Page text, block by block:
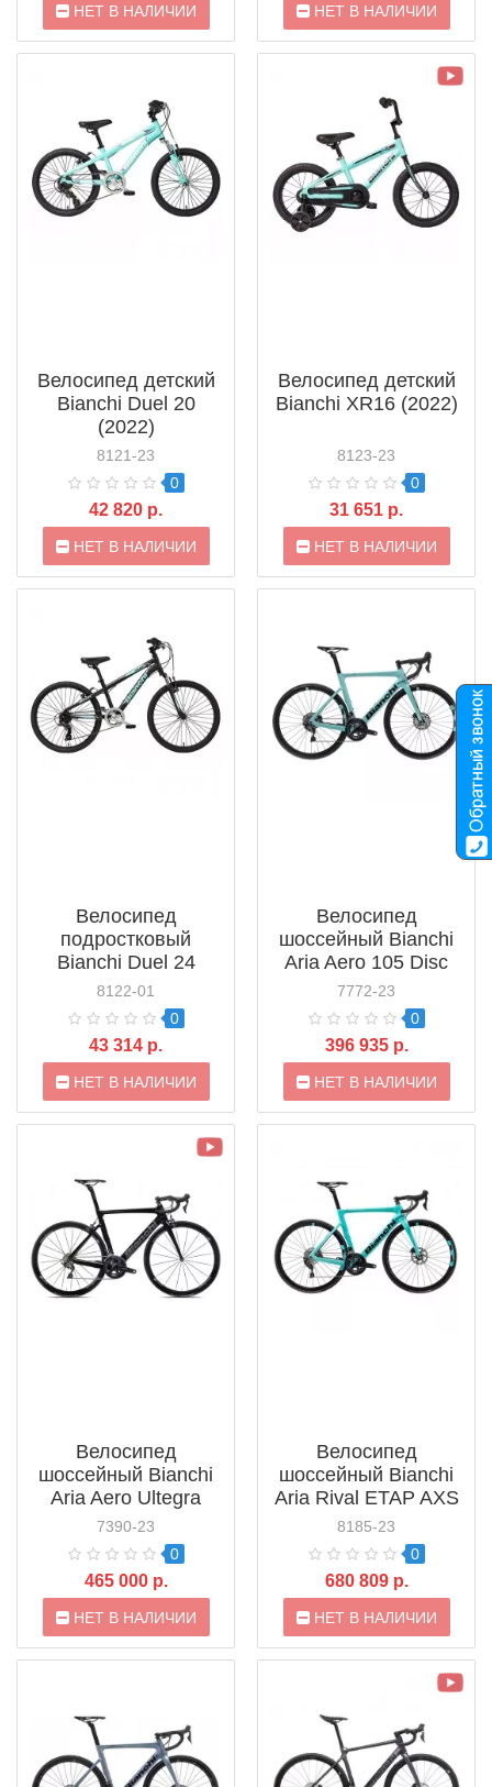
НЕТ В НАЛИЧИИ НЕТ В НАЛИЧИИ
Велосипед детский
Bianchi Duel 20
(2022)
8121-23
0
42 820 р.
НЕТ В НАЛИЧИИ
Велосипед детский
Bianchi XR16 (2022)
8123-23
0
31 651 р.
НЕТ В НАЛИЧИИ
Велосипед
подростковый
Bianchi Duel 24
(2022)
8122-01
0
43 314 р.
НЕТ В НАЛИЧИИ
Велосипед
шоссейный Bianchi
Aria Aero 105 Disc
(2021)
7772-23
0
396 935 р.
НЕТ В НАЛИЧИИ
Велосипед
шоссейный Bianchi
Aria Aero Ultegra
(2021)
7390-23
0
465 000 р.
НЕТ В НАЛИЧИИ
Велосипед
шоссейный Bianchi
Aria Rival ETAP AXS
Spam Disc (2022)
8185-23
0
680 809 р.
НЕТ В НАЛИЧИИ